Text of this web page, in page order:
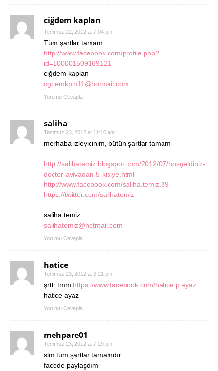
ciğdem kaplan
Temmuz 22, 2012 at 7:04 pm
Tüm şartlar tamam.
http://www.facebook.com/profile.php?
id=100001509169121
ciğdem kaplan
cgdemkpln11@hotmail.com
Yorumu Cevapla
saliha
Temmuz 23, 2012 at 11:10 am
merhaba izleyicinim, bütün şartlar tamam
http://salihatemiz.blogspot.com/2012/07/hosgeldiniz-
doctor-avivadan-5-kisiye.html
http://www.facebook.com/saliha.temiz.39
https://twitter.com/salihatemiz
saliha temiz
salihatemiz@hotmail.com
Yorumu Cevapla
hatice
Temmuz 23, 2012 at 3:21 pm
şrtlr tmm https://www.facebook.com/hatice.p.ayaz
hatice ayaz
Yorumu Cevapla
mehpare01
Temmuz 23, 2012 at 7:29 pm
slm tüm şartlar tamamdır
facede paylaşdım